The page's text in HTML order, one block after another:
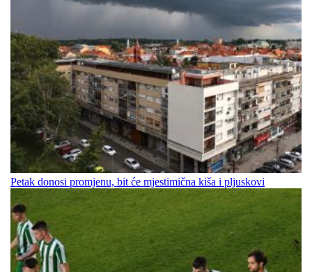
Petak donosi promjenu, bit će mjestimična kiša i pljuskovi